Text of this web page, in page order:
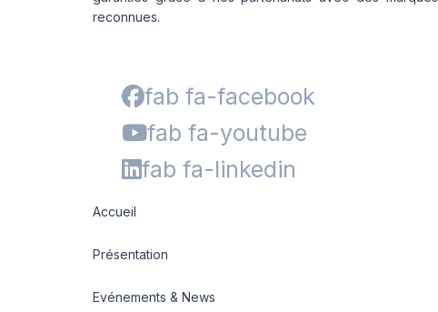
reconnues.
fab fa-facebook
fab fa-youtube
fab fa-linkedin
Accueil
Présentation
Evénements & News